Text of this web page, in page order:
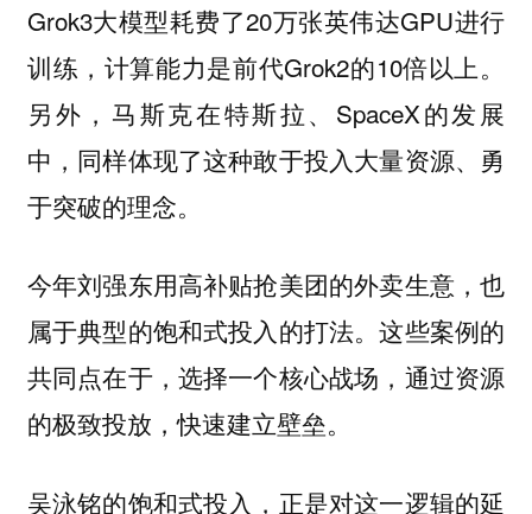
Grok3大模型耗费了20万张英伟达GPU进行
训练，计算能力是前代Grok2的10倍以上。
另外，马斯克在特斯拉、SpaceX的发展
中，同样体现了这种敢于投入大量资源、勇
于突破的理念。
今年刘强东用高补贴抢美团的外卖生意，也
属于典型的饱和式投入的打法。这些案例的
共同点在于，选择一个核心战场，通过资源
的极致投放，快速建立壁垒。
吴泳铭的饱和式投入，正是对这一逻辑的延